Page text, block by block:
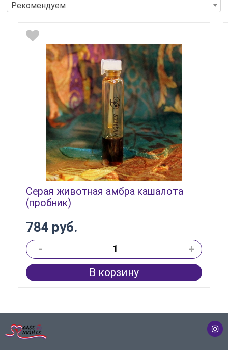
Рекомендуем
Серая животная амбра кашалота
(пробник)
784 руб.
-
+
В корзину